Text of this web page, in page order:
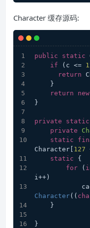
Character 缓存源码:
public static
if (c <=
return
    }
return
new
}
private static
private
static
Character[ 127
static {
for (
i++)
Character((
    }
}